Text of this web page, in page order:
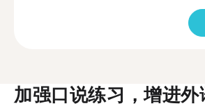
加强口说练习，增进外